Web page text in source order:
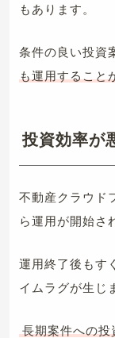
もあります。
条件の良い投資
も運用すること
投資効率が
不動産クラウド
ら運用が開始さ
運用終了後もす
イムラグが生じ
長期案件への投